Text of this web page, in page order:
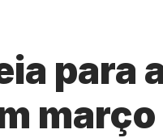
para
março